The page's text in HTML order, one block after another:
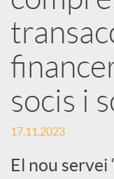
s
S
o
c
socis i
17.11.2023
El nou servei